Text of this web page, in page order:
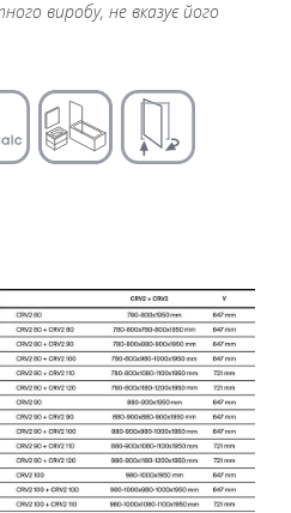
виробу, не вказує його